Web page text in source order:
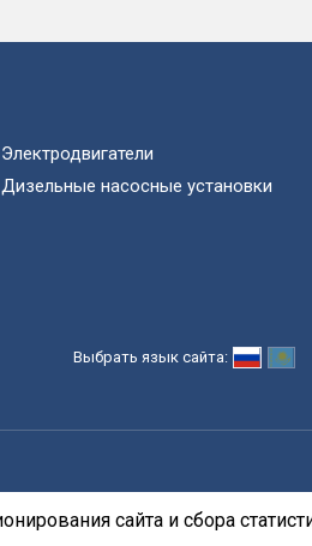
Выбрать язык сайта:
Электродвигатели
Дизельные насосные установки
сайта и сбора